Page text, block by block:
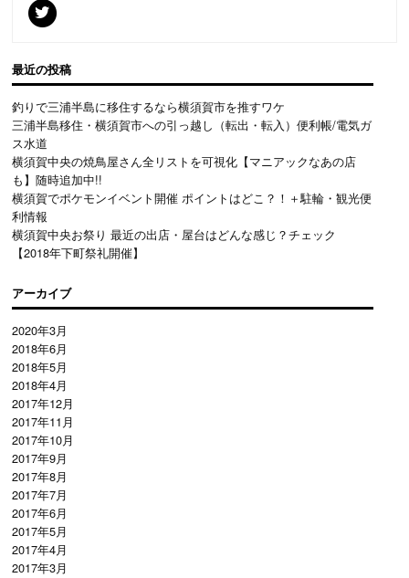
最近の投稿
釣りで三浦半島に移住するなら横須賀市を推すワケ
三浦半島移住・横須賀市への引っ越し（転出・転入）便利帳/電気ガ
ス水道
横須賀中央の焼鳥屋さん全リストを可視化【マニアックなあの店
も】随時追加中!!
横須賀でポケモンイベント開催 ポイントはどこ？！＋駐輪・観光便
利情報
横須賀中央お祭り 最近の出店・屋台はどんな感じ？チェック
【2018年下町祭礼開催】
アーカイブ
2020年3月
2018年6月
2018年5月
2018年4月
2017年12月
2017年11月
2017年10月
2017年9月
2017年8月
2017年7月
2017年6月
2017年5月
2017年4月
2017年3月